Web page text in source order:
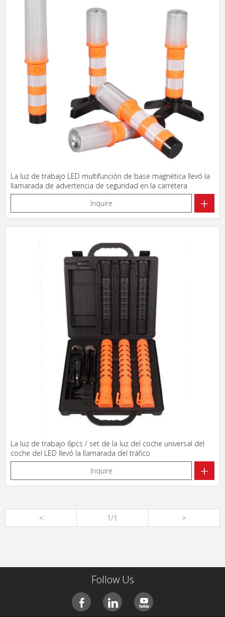
La luz de trabajo LED multifunción de base magnética llevó la
llamarada de advertencia de seguridad en la carretera
Inquire
+
La luz de trabajo 6pcs / set de la luz del coche universal del
coche del LED llevó la llamarada del tráfico
Inquire
+
< 1/1 >
Follow Us